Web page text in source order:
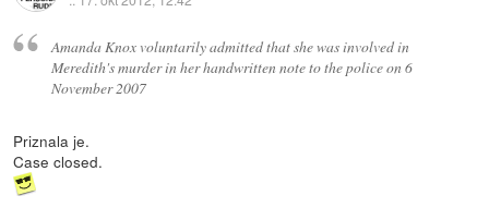
Amanda Knox voluntarily admitted that she was involved in
Meredith's murder in her handwritten note to the police on 6
November 2007
Priznala je.
Case closed.